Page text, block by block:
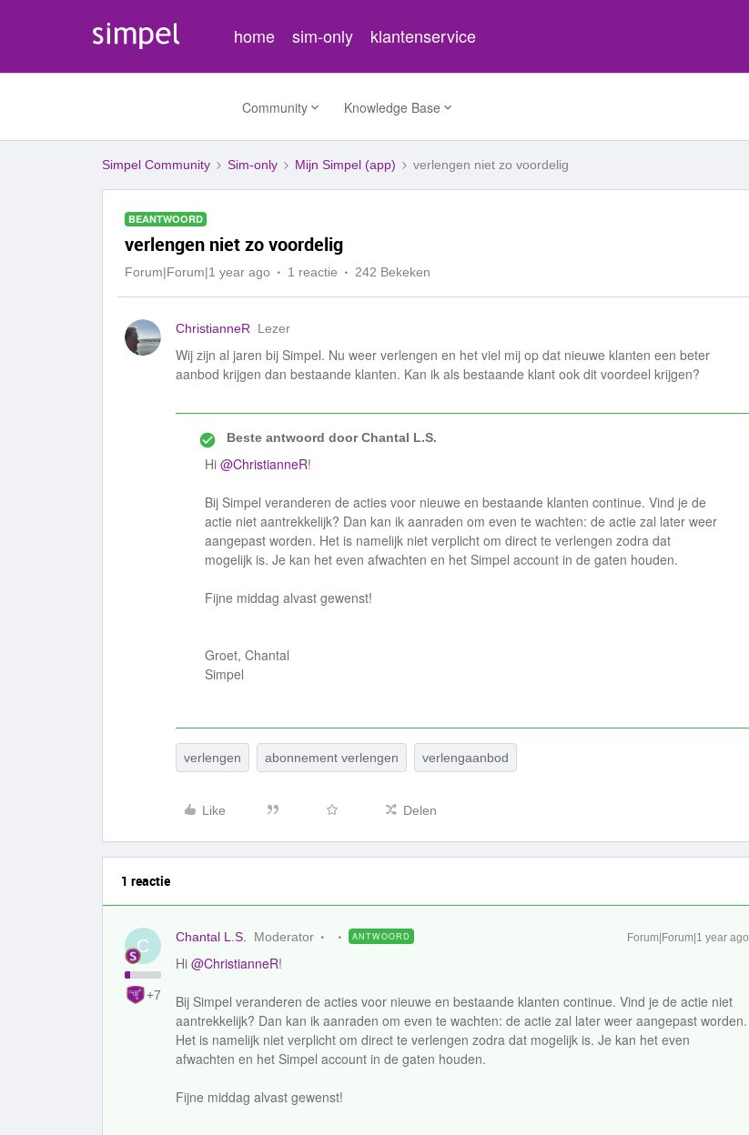
home sim-only klantenservice
Community Knowledge Base
Simpel Community Sim-only Mijn Simpel (app) verlengen niet zo voordelig
BEANTWOORD
verlengen niet zo voordelig
Forum|Forum|1 year ago 1 reactie 242 Bekeken
ChristianneR Lezer
Wij zijn al jaren bij Simpel. Nu weer verlengen en het viel mij op dat nieuwe klanten een beter
aanbod krijgen dan bestaande klanten. Kan ik als bestaande klant ook dit voordeel krijgen?
Beste antwoord doorChantal L.S.
Hi ​ @ChristianneR!
Bij Simpel veranderen de acties voor nieuwe en bestaande klanten continue. Vind je de
actie niet aantrekkelijk? Dan kan ik aanraden om even te wachten: de actie zal later weer
aangepast worden. Het is namelijk niet verplicht om direct te verlengen zodra dat
mogelijk is. Je kan het even afwachten en het Simpel account in de gaten houden.
Fijne middag alvast gewenst!
Groet, Chantal
Simpel
verlengen abonnement verlengen verlengaanbod
Like Delen
1 reactie
C
+7
Chantal L.S. Moderator ANTWOORD Forum|Forum|1 year ago
Hi ​ @ChristianneR!
Bij Simpel veranderen de acties voor nieuwe en bestaande klanten continue. Vind je de actie niet
aantrekkelijk? Dan kan ik aanraden om even te wachten: de actie zal later weer aangepast worden.
Het is namelijk niet verplicht om direct te verlengen zodra dat mogelijk is. Je kan het even
afwachten en het Simpel account in de gaten houden.
Fijne middag alvast gewenst!